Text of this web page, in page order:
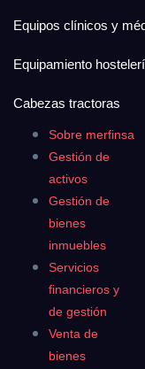
Sobre merfinsa
Gestión de
activos
Gestión de
bienes
inmuebles
Servicios
financieros y
de gestión
Venta de
bienes
Equipos clínicos y
Equipamiento
Cabezas tractoras